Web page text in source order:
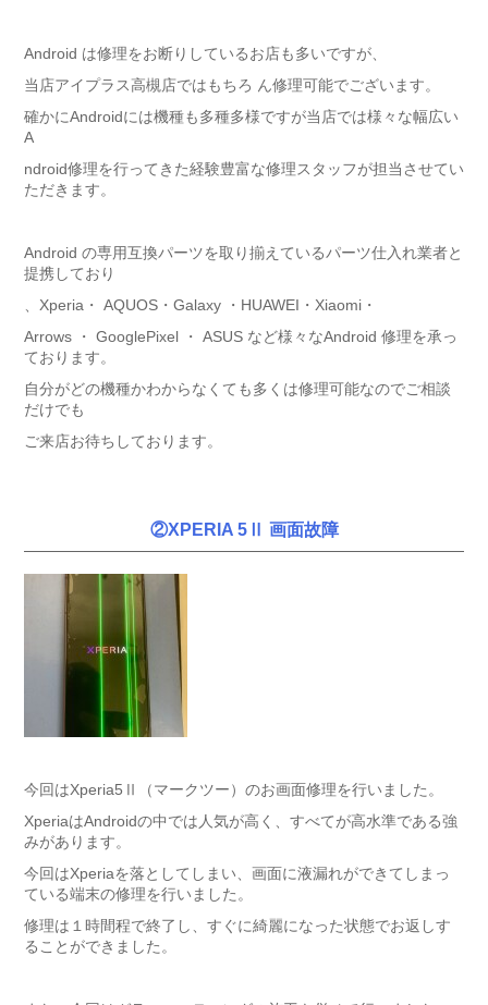
Android は修理をお断りしているお店も多いですが、
当店アイプラス高槻店ではもちろ ん修理可能でございます。
確かにAndroidには機種も多種多様ですが当店では様々な幅広い
A
ndroid修理を行ってきた経験豊富な修理スタッフが担当させてい
ただきます。
Android の専用互換パーツを取り揃えているパーツ仕入れ業者と
提携しており
、Xperia・ AQUOS・Galaxy ・HUAWEI・Xiaomi・
Arrows ・ GooglePixel ・ ASUS など様々なAndroid 修理を承っ
ております。
自分がどの機種かわからなくても多くは修理可能なのでご相談
だけでも
ご来店お待ちしております。
②XPERIA 5Ⅱ 画面故障
今回はXperia5Ⅱ（マークツー）のお画面修理を行いました。
XperiaはAndroidの中では人気が高く、すべてが高水準である強
みがあります。
今回はXperiaを落としてしまい、画面に液漏れができてしまっ
ている端末の修理を行いました。
修理は１時間程で終了し、すぐに綺麗になった状態でお返しす
ることができました。